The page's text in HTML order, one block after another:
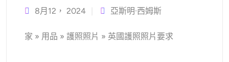
AI視頻
文字轉視頻
視覺特效
8月12， 2024 亞斯明·西姆斯
家 » 用品 »護照照片 »英國護照照片要求